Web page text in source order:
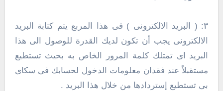
٣: ( البريد الالكترونى ) فى هذا المربع يتم كتابة البريد
الالكترونى يجب أن تكون لديك القدرة للوصول الى هذا
البريد اى تمتلك كلمة المرور الخاص به بحيث تستطيع
مستقبلاً عند فقدان معلومات الدخول لحسابك فى سكاى
بى تستطيع إستردادها من خلال هذا البريد .